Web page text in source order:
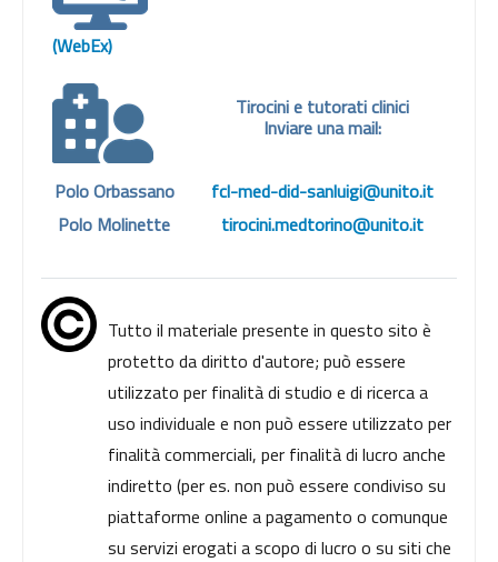
(WebEx)
Tirocini e tutorati clinici
Inviare una mail:
Polo Orbassano
fcl-med-did-sanluigi@unito.it
Polo Molinette
tirocini.medtorino@unito.it
Tutto il materiale presente in questo sito è
protetto da diritto d'autore; può essere
utilizzato per finalità di studio e di ricerca a
uso individuale e non può essere utilizzato per
finalità commerciali, per finalità di lucro anche
indiretto (per es. non può essere condiviso su
piattaforme online a pagamento o comunque
su servizi erogati a scopo di lucro o su siti che